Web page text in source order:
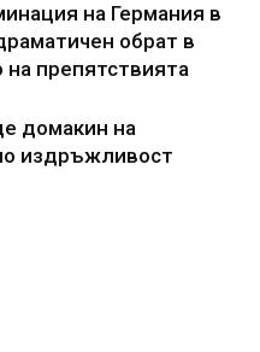
на Германия в
обрат в
на препятствията
домакин на
издръжливост